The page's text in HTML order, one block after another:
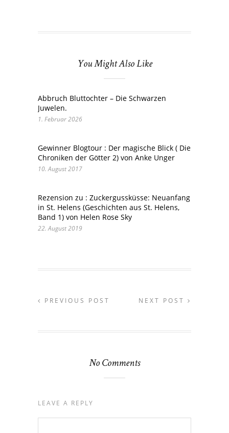
You Might Also Like
Abbruch Bluttochter – Die Schwarzen
Juwelen.
1. Februar 2026
Gewinner Blogtour : Der magische Blick ( Die
Chroniken der Götter 2) von Anke Unger
10. August 2017
Rezension zu : Zuckergussküsse: Neuanfang
in St. Helens (Geschichten aus St. Helens,
Band 1) von Helen Rose Sky
22. August 2019
PREVIOUS POST NEXT POST
No Comments
LEAVE A REPLY